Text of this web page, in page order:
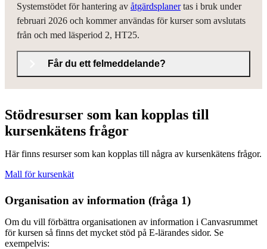
Systemstödet för hantering av åtgärdsplanertas i bruk under
februari 2026 och kommer användas för kurser som avslutats
från och med läsperiod 2, HT25.
Får du ett felmeddelande?
Stödresurser som kan kopplas till
kursenkätens frågor
Här finns resurser som kan kopplas till några av kursenkätens frågor.
Mall för kursenkät
Organisation av information (fråga 1)
Om du vill förbättra organisationen av information i Canvasrummet
för kursen så finns det mycket stöd på E-lärandes sidor. Se
exempelvis: